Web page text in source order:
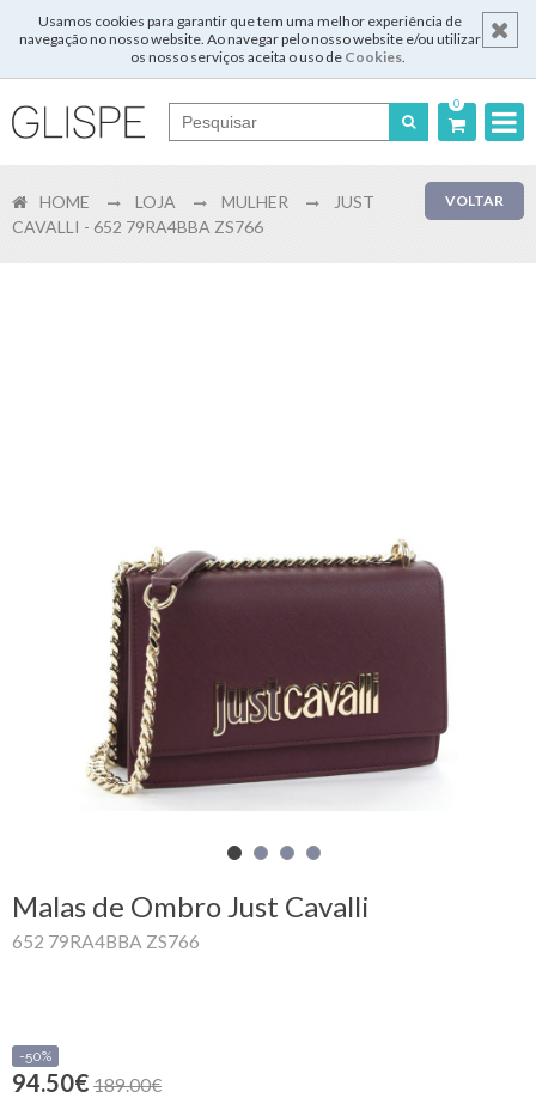
Usamos cookies para garantir que tem uma melhor experiência de
navegação no nosso website. Ao navegar pelo nosso website e/ou utilizar
os nosso serviços aceita o uso de Cookies.
0
English
Carrinho
Glispe
Mulher
Marcas
Outlet
VOLTAR
HOME LOJA MULHER
JUST
CAVALLI - 652 79RA4BBA ZS766
Malas de Ombro Just Cavalli
652 79RA4BBA ZS766
-50%
94.50€ 189.00€